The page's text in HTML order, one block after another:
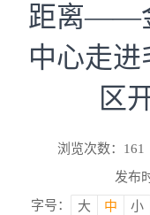
距离——
中心走
区
浏览次数： 161
发布
字号：
大 中 小